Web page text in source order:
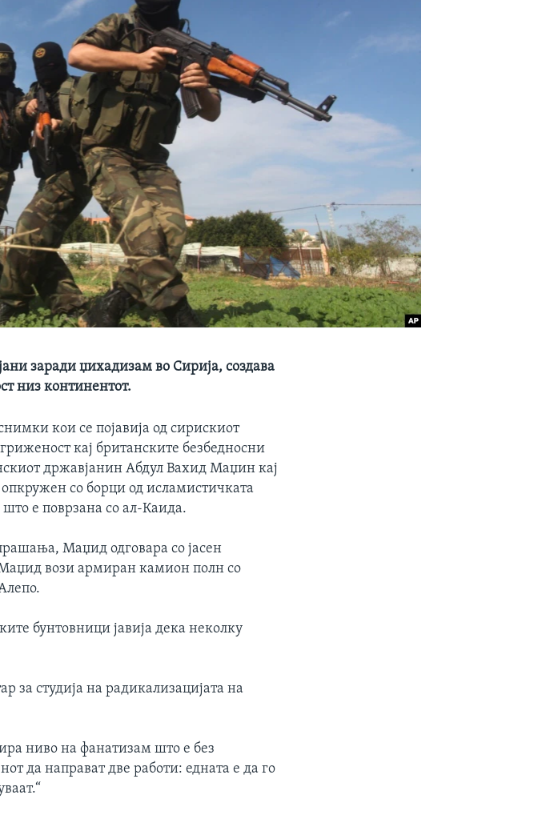
заради џихадизам во Сирија, создава
низ континентот.
кои се појавија од сирискиот
кај британските безбедносни
државјанин Абдул Вахид Маџин кај
со борци од исламистичката
е поврзана со ал-Каида.
Маџид одговара со јасен
вози армиран камион полн со
бунтовници јавија дека неколку
студија на радикализацијата на
ниво на фанатизам што е без
да направат две работи: едната е да го